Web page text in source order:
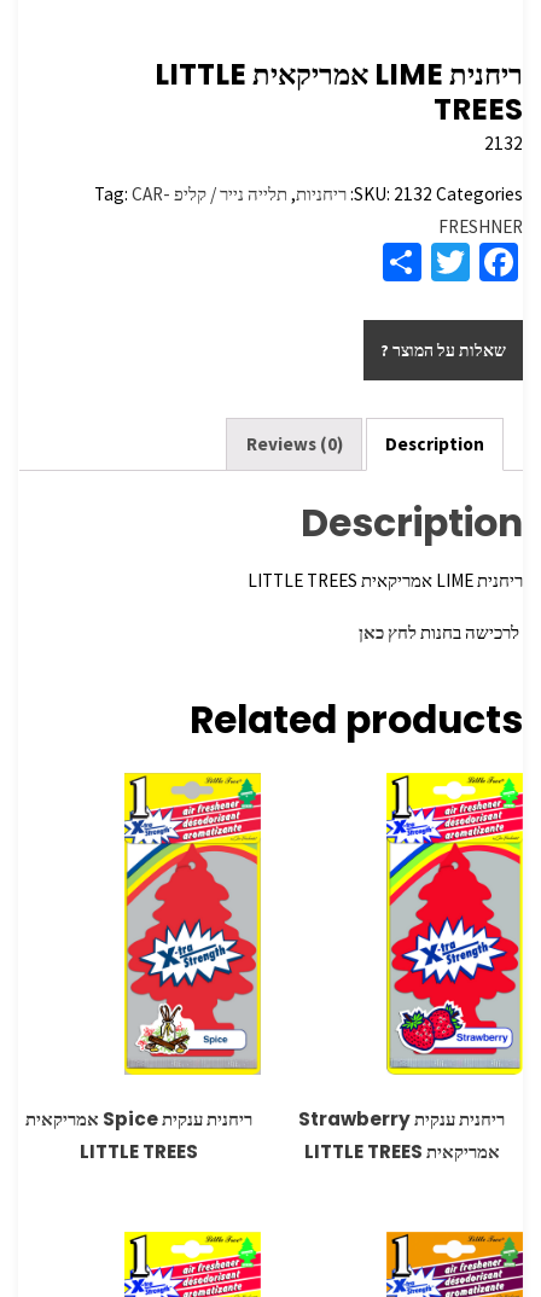
ריחנית LIME אמריקאית LITTLE
TREES
2132
SKU: 2132 Categories: ריחניות, תלייה נייר / קליפ Tag: CAR-
FRESHNER
Fa
b
o
o
k
T
tt
er
ar
e
שאלות על המוצר ?
Description
Reviews (0)
Description
ריחנית LIME אמריקאית LITTLE TREES
לרכישה בחנותלחץ כאן
Related products
ריחנית ענקית Strawberry
אמריקאית LITTLE TREES
ריחנית ענקית Spice אמריקאית
LITTLE TREES